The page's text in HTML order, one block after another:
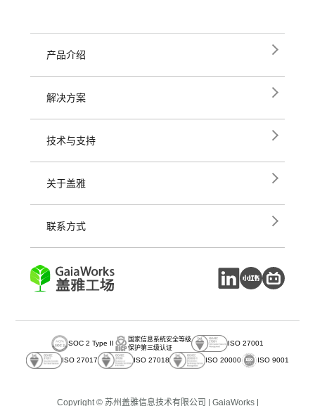
产品介绍
解决方案
技术与支持
关于盖雅
联系方式
SOC 2 Type II
国家信息系统安全等级
保护第三级认证
ISO 27001
ISO 27017 ISO 27018 ISO 20000 ISO 9001
Copyright © 苏州盖雅信息技术有限公司 | GaiaWorks |